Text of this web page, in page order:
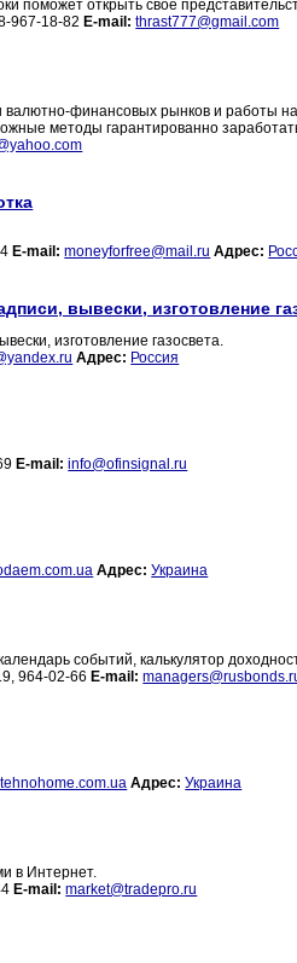
поможет открыть свое
967-18-82 E-mail: thrast777@gmail.com
валютно-финансовых рынков и работы
методы гарантированно
E-mail: moneyforfree@mail.ru Адрес:
вывески, изготовление
изготовление газосвета.
Адрес: Россия
E-mail: info@ofinsignal.ru
Адрес: Украина
событий, калькулятор
964-02-66 E-mail:
Адрес: Украина
в Интернет.
E-mail: market@tradepro.ru